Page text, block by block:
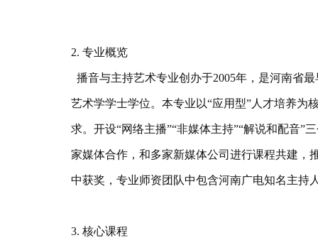
2. 专业概览
播音与主持艺术专业创办于2005年，是河南省
艺术学学士学位。本专业以“应用型”人才培养为
求。开设“网络主播”“非媒体主持”“解说和配音”
家媒体合作，和多家新媒体公司进行课程共建，
中获奖，专业师资团队中包含河南广电知名主持
3. 核心课程